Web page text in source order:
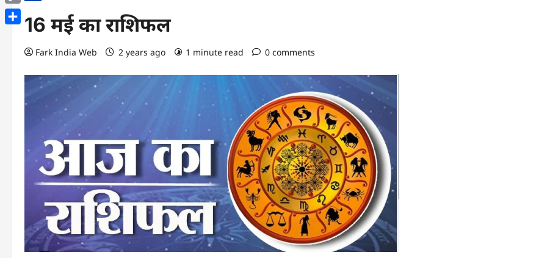
16 मई का राशिफल
Fark India Web 2 years ago 1 minute read 0 comments
Copy
Link